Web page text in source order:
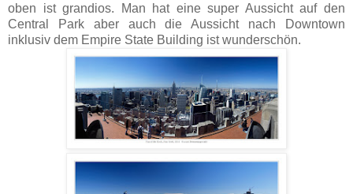
oben ist grandios. Man hat eine super Aussicht auf den
Central Park aber auch die Aussicht nach Downtown
inklusiv dem Empire State Building ist wunderschön.